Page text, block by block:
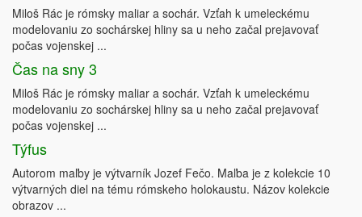
Miloš Rác je rómsky maliar a sochár. Vzťah k umeleckému
modelovaniu zo sochárskej hliny sa u neho začal prejavovať
počas vojenskej ...
Čas na sny 3
Miloš Rác je rómsky maliar a sochár. Vzťah k umeleckému
modelovaniu zo sochárskej hliny sa u neho začal prejavovať
počas vojenskej ...
Týfus
Autorom maľby je výtvarník Jozef Fečo. Maľba je z kolekcie 10
výtvarných diel na tému rómskeho holokaustu. Názov kolekcie
obrazov ...